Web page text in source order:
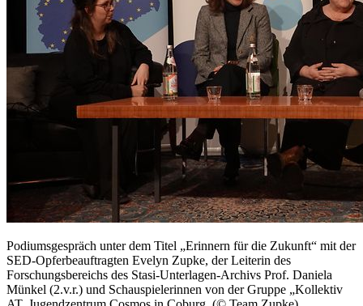
Podiumsgespräch unter dem Titel „Erinnern für die Zukunft“ mit der
SED-Opferbeauftragten Evelyn Zupke, der Leiterin des
Forschungsbereichs des Stasi-Unterlagen-Archivs Prof. Daniela
Münkel (2.v.r.) und Schauspielerinnen von der Gruppe „Kollektiv